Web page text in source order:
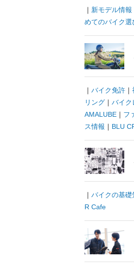
｜ 新モデル情報
めてのバイク選
｜ バイク免許｜
リング｜ バイク
AMALUBE｜ フ
ス情報 ｜ BLU
｜ バイクの基礎
R Cafe